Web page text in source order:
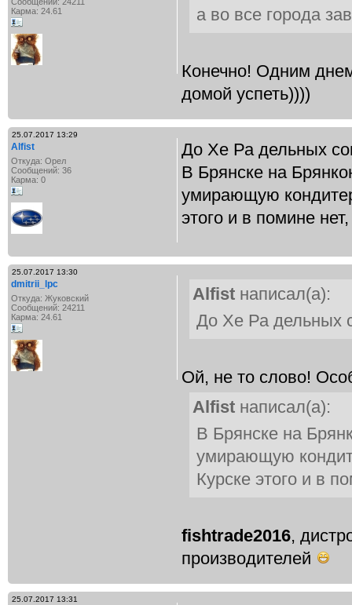
Карма: 24.61
а во все города
Конечно! Одним
домой успеть))))
25.07.2017 13:29
Alfist
Откуда: Орел
Сообщений: 36
Карма: 0
До Хе Ра дельных
В Брянске на
умирающую
этого и в помине
25.07.2017 13:30
dmitrii_lpc
Откуда: Жуковский
Сообщений: 24211
Карма: 24.61
Alfist написал(а):
До Хе Ра дельных
Ой, не то слово!
Alfist написал(а):
В Брянске на
умирающую
Курске этого и в
fishtrade2016,
производителей
25.07.2017 13:31